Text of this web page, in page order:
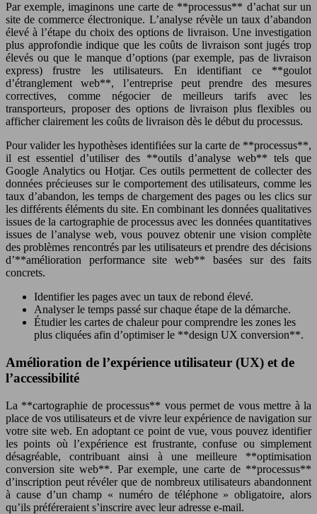
Par exemple, imaginons une carte de **processus** d’achat sur un
site de commerce électronique. L’analyse révèle un taux d’abandon
élevé à l’étape du choix des options de livraison. Une investigation
plus approfondie indique que les coûts de livraison sont jugés trop
élevés ou que le manque d’options (par exemple, pas de livraison
express) frustre les utilisateurs. En identifiant ce **goulot
d’étranglement web**, l’entreprise peut prendre des mesures
correctives, comme négocier de meilleurs tarifs avec les
transporteurs, proposer des options de livraison plus flexibles ou
afficher clairement les coûts de livraison dès le début du processus.
Pour valider les hypothèses identifiées sur la carte de **processus**,
il est essentiel d’utiliser des **outils d’analyse web** tels que
Google Analytics ou Hotjar. Ces outils permettent de collecter des
données précieuses sur le comportement des utilisateurs, comme les
taux d’abandon, les temps de chargement des pages ou les clics sur
les différents éléments du site. En combinant les données qualitatives
issues de la cartographie de processus avec les données quantitatives
issues de l’analyse web, vous pouvez obtenir une vision complète
des problèmes rencontrés par les utilisateurs et prendre des décisions
d’**amélioration performance site web** basées sur des faits
concrets.
Identifier les pages avec un taux de rebond élevé.
Analyser le temps passé sur chaque étape de la démarche.
Étudier les cartes de chaleur pour comprendre les zones les
plus cliquées afin d’optimiser le **design UX conversion**.
Amélioration de l’expérience utilisateur (UX) et de
l’accessibilité
La **cartographie de processus** vous permet de vous mettre à la
place de vos utilisateurs et de vivre leur expérience de navigation sur
votre site web. En adoptant ce point de vue, vous pouvez identifier
les points où l’expérience est frustrante, confuse ou simplement
désagréable, contribuant ainsi à une meilleure **optimisation
conversion site web**. Par exemple, une carte de **processus**
d’inscription peut révéler que de nombreux utilisateurs abandonnent
à cause d’un champ « numéro de téléphone » obligatoire, alors
qu’ils préféreraient s’inscrire avec leur adresse e-mail.